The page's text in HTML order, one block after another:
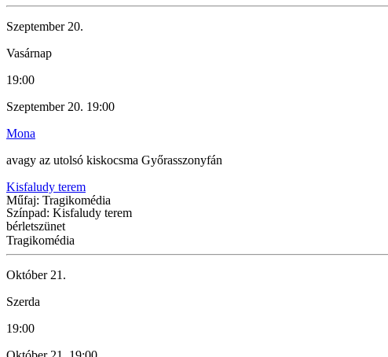
Szeptember 20.
Vasárnap
19:00
Szeptember 20. 19:00
Mona
avagy az utolsó kiskocsma Győrasszonyfán
Kisfaludy terem
Műfaj: Tragikomédia
Színpad: Kisfaludy terem
bérletszünet
Tragikomédia
Október 21.
Szerda
19:00